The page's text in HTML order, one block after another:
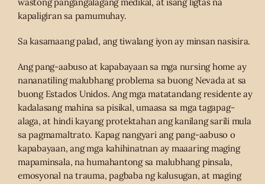
kapaligiran sa pamumuhay.
Sa kasamaang palad, ang tiwalang iyon ay minsan nasisira.
Ang pang-aabuso at kapabayaan sa mga nursing home ay
nananatiling malubhang problema sa buong Nevada at sa
buong Estados Unidos. Ang mga matatandang residente ay
kadalasang mahina sa pisikal, umaasa sa mga tagapag-
alaga, at hindi kayang protektahan ang kanilang sarili mula
sa pagmamaltrato. Kapag nangyari ang pang-aabuso o
kapabayaan, ang mga kahihinatnan ay maaaring maging
mapaminsala, na humahantong sa malubhang pinsala,
emosyonal na trauma, pagbaba ng kalusugan, at maging